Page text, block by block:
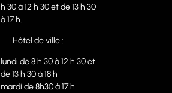
h 30 à 12 h 30 et de 13 h 30
à 17 h.
Hôtel de ville :
lundi de 8 h 30 à 12 h 30 et
de 13 h 30 à 18 h
mardi de 8h30 à 17 h